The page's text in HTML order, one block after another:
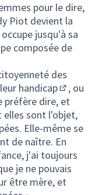
pour le dire,
Piot devient la
jusqu'à sa
composée de
des
handicap
(Lien
, ou
préfère dire, et
sont l'objet,
Elle-même se
de naître. En
j'ai toujours
je ne pouvais
être mère, et